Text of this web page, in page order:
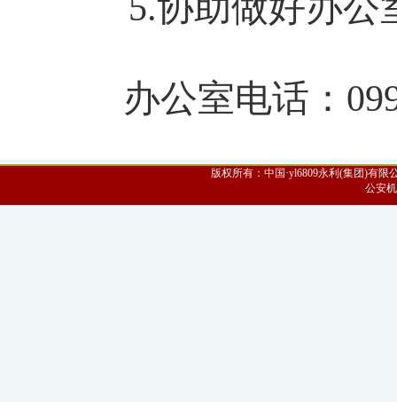
办公室电话：
版权所有：中国·yl6809永利(集团)有
公安